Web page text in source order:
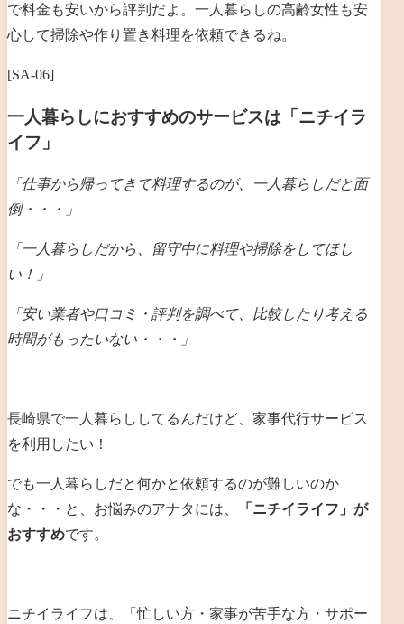
で料金も安いから評判だよ。一人暮らしの高齢女性も安
心して掃除や作り置き料理を依頼できるね。
[SA-06]
一人暮らしにおすすめのサービスは「ニチイラ
イフ」
「仕事から帰ってきて料理するのが、一人暮らしだと面
倒・・・」
「一人暮らしだから、留守中に料理や掃除をしてほし
い！」
「安い業者や口コミ・評判を調べて、比較したり考える
時間がもったいない・・・」
長崎県で一人暮らししてるんだけど、家事代行サービス
を利用したい！
でも一人暮らしだと何かと依頼するのが難しいのか
な・・・と、お悩みのアナタには、
「ニチイライフ」が
おすすめです。
ニチイライフは、「忙しい方・家事が苦手な方・サポー